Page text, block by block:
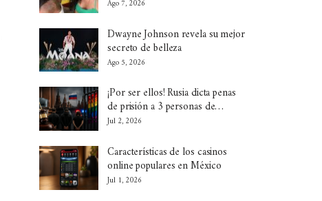
Ago 7, 2026
Dwayne Johnson revela su mejor
secreto de belleza
Ago 5, 2026
¡Por ser ellos! Rusia dicta penas
de prisión a 3 personas de…
Jul 2, 2026
Características de los casinos
online populares en México
Jul 1, 2026